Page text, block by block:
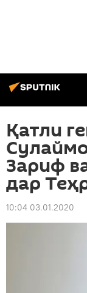
Қатли
Зариф
дар
10:04 03.01.2020